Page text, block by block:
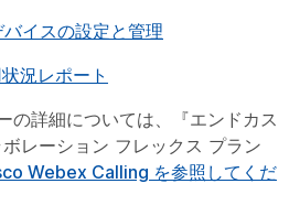
イスの設定と管理
況レポート
の詳細については、『エンドカス
レーション フレックス プラン
Webex Calling を参照してくだ